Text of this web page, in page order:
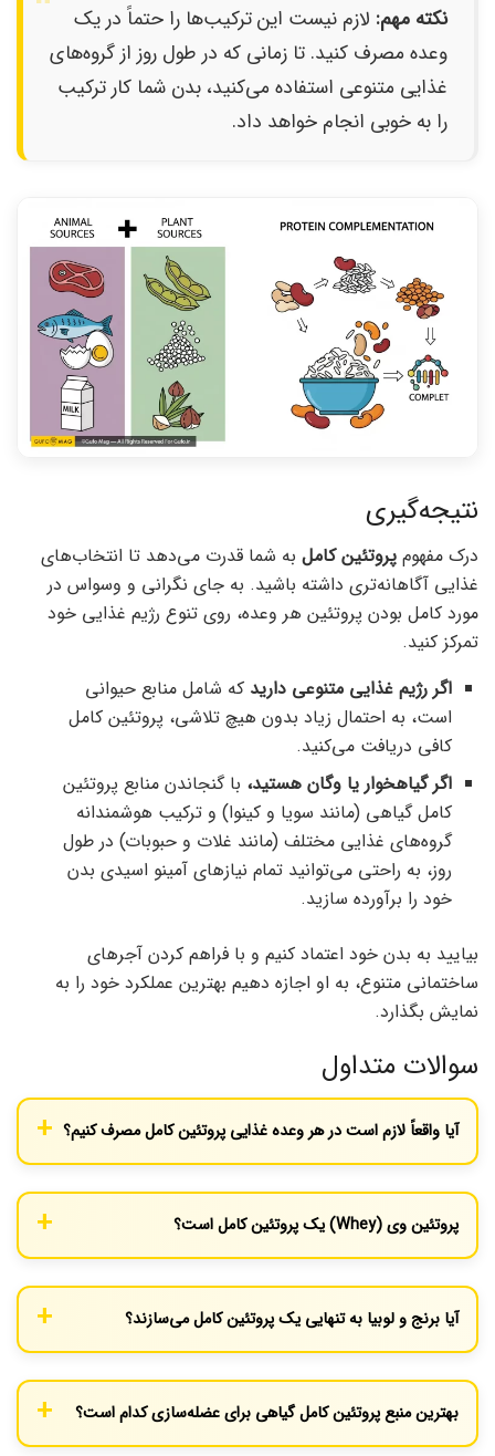
نکته مهم: لازم نیست این ترکیب‌ها را حتماً در یک
وعده مصرف کنید. تا زمانی که در طول روز از گروه‌های
غذایی متنوعی استفاده می‌کنید، بدن شما کار ترکیب
را به خوبی انجام خواهد داد.
نتیجه‌گیری
درک مفهوم پروتئین کامل به شما قدرت می‌دهد تا انتخاب‌های
غذایی آگاهانه‌تری داشته باشید. به جای نگرانی و وسواس در
مورد کامل بودن پروتئین هر وعده، روی تنوع رژیم غذایی خود
تمرکز کنید.
اگر رژیم غذایی متنوعی دارید که شامل منابع حیوانی
است، به احتمال زیاد بدون هیچ تلاشی، پروتئین کامل
کافی دریافت می‌کنید.
اگر گیاهخوار یا وگان هستید، با گنجاندن منابع پروتئین
کامل گیاهی (مانند سویا و کینوا) و ترکیب هوشمندانه
گروه‌های غذایی مختلف (مانند غلات و حبوبات) در طول
روز، به راحتی می‌توانید تمام نیازهای آمینو اسیدی بدن
خود را برآورده سازید.
بیایید به بدن خود اعتماد کنیم و با فراهم کردن آجرهای
ساختمانی متنوع، به او اجازه دهیم بهترین عملکرد خود را به
نمایش بگذارد.
سوالات متداول
آیا واقعاً لازم است در هر وعده غذایی پروتئین کامل مصرف کنیم؟
وعده‌های مختلف در طول یک روز جمع‌آوری و استفاده کند. تمرکز بر
تنوع کلی رژیم غذایی مهم‌تر از هر وعده به تنهایی است.
پروتئین وی (Whey) یک پروتئین کامل است؟
پروتئین کامل است و به دلیل جذب سریع، بین ورزشکاران بسیار
محبوب است.
آیا برنج و لوبیا به تنهایی یک پروتئین کامل می‌سازند؟
است، در حالی که لوبیا سرشار از آن است. از طرف دیگر، لوبیا در آمینو
اسید متیونین کمبود دارد که برنج آن را جبران می‌کند. این دو با هم یک
پروفایل آمینو اسیدی کامل ایجاد می‌کنند.
بهترین منبع پروتئین کامل گیاهی برای عضله‌سازی کدام است؟